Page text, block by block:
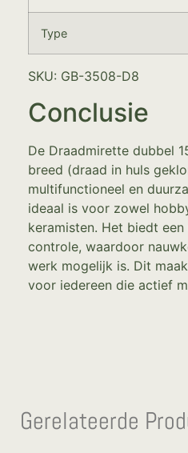
Type
SKU: GB-3508-D8
Conclusie
De Draadmirette dubbel
breed (draad in huls
multifunctioneel en
ideaal is voor zowel
keramisten. Het biedt
controle, waardoor
werk mogelijk is. Dit
voor iedereen die actief
Gerelateerde